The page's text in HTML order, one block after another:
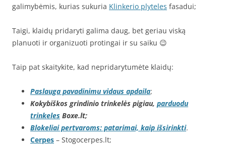
galimybėmis, kurias sukuria Klinkerio plyteles fasadui;
Taigi, klaidų pridaryti galima daug, bet geriau viską
planuoti ir organizuoti protingai ir su saiku 😉
Taip pat skaitykite, kad nepridarytumėte klaidų:
Paslauga pavadinimu vidaus apdaila;
Kokybiškos grindinio trinkelės pigiau, parduodu
trinkeles Boxe.lt;
Blokeliai pertvaroms: patarimai, kaip išsirinkti.
Cerpes – Stogocerpes.lt;